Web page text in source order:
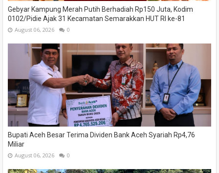
Gebyar Kampung Merah Putih Berhadiah Rp150 Juta, Kodim
0102/Pidie Ajak 31 Kecamatan Semarakkan HUT RI ke-81
August 06, 2026 0
Bupati Aceh Besar Terima Dividen Bank Aceh Syariah Rp4,76
Miliar
August 06, 2026 0